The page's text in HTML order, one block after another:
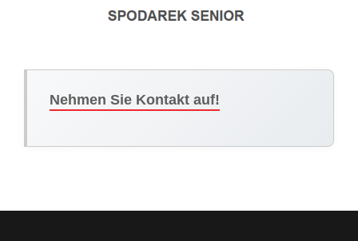
Nehmen Sie Kontakt auf!